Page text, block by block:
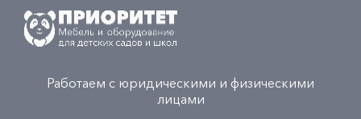
Работаем с юридическими и физическими
лицами